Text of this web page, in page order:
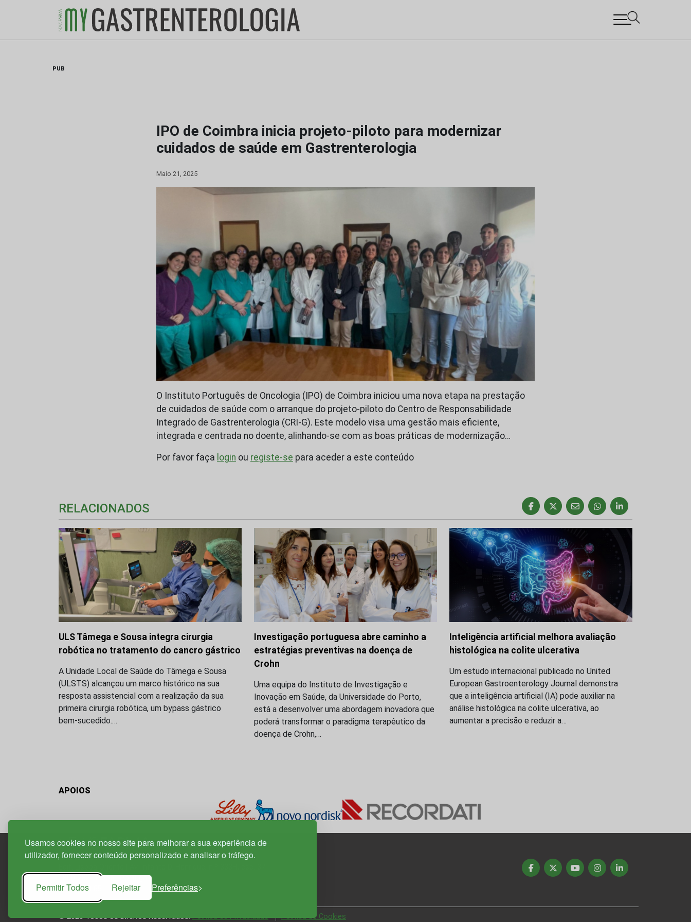
Usamos cookies no nosso site para melhorar a sua experiência de
utilizador, fornecer conteúdo personalizado e analisar o tráfego.
Permitir Todos Rejeitar Preferências
PUB
IPO de Coimbra inicia projeto-piloto para modernizar
cuidados de saúde em Gastrenterologia
Maio 21, 2025
O Instituto Português de Oncologia (IPO) de Coimbra iniciou uma nova etapa na prestação
de cuidados de saúde com o arranque do projeto-piloto do Centro de Responsabilidade
Integrado de Gastrenterologia (CRI-G). Este modelo visa uma gestão mais eficiente,
integrada e centrada no doente, alinhando-se com as boas práticas de modernização…
Por favor faça login ou registe-se para aceder a este conteúdo
RELACIONADOS
ULS Tâmega e Sousa integra cirurgia
robótica no tratamento do cancro gástrico
A Unidade Local de Saúde do Tâmega e Sousa
(ULSTS) alcançou um marco histórico na sua
resposta assistencial com a realização da sua
primeira cirurgia robótica, um bypass gástrico
bem-sucedido.…
Investigação portuguesa abre caminho a
estratégias preventivas na doença de
Crohn
Uma equipa do Instituto de Investigação e
Inovação em Saúde, da Universidade do Porto,
está a desenvolver uma abordagem inovadora que
poderá transformar o paradigma terapêutico da
doença de Crohn,…
Inteligência artificial melhora avaliação
histológica na colite ulcerativa
Um estudo internacional publicado no United
European Gastroenterology Journal demonstra
que a inteligência artificial (IA) pode auxiliar na
análise histológica na colite ulcerativa, ao
aumentar a precisão e reduzir a…
APOIOS
1800-282 Lisboa | Portugal
21 850 40 65
© 2026 Todos os Direitos Reservados.Política de Privacidade Política de Cookies